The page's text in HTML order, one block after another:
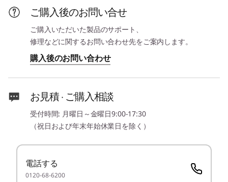
最大メモリー容量
最大96GB LPDDR5X-8533
最大搭載メモリー数（スロット数）
ストレージタイプ
M.2 PCIe NVMe SSD
なし
光学ドライブタイプ
4-USB 5Gbps (Type-A/USB 3.2 Gen 1)
イーサネット・コネクター (RJ-45)
7- HDMI
USB 5Gbps (Type-A/USB 3.2 Gen 1/Always On)
ご購入後のお問い合せ
ご購入いただいた製品のサポート、
修理などに関するお問い合わせ先をご案内します。
購入後のお問い合わせ
お見積 · ご購入相談
受付時間: 月曜日～金曜日9:00-17:30
（祝日および年末年始休業日を除く）
電話する
0120-68-6200